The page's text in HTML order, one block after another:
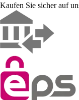
Kaufen Sie sicher auf